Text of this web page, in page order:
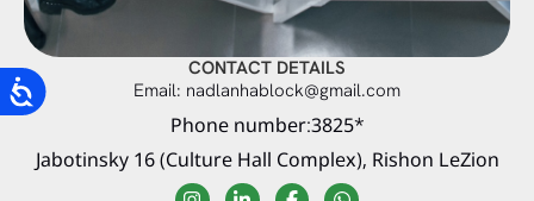
CONTACT DETAILS
Email: nadlanhablock@gmail.com
Phone number:3825*
Jabotinsky 16 (Culture Hall Complex), Rishon LeZion